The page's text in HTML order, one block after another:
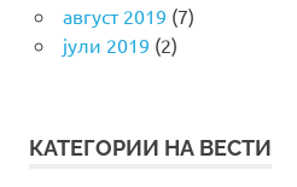
август 2019 (7)
јули 2019 (2)
КАТЕГОРИИ НА ВЕСТИ